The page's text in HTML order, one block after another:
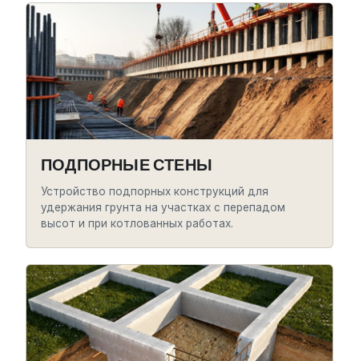
ПОДПОРНЫЕ СТЕНЫ
Устройство подпорных конструкций для
удержания грунта на участках с перепадом
высот и при котлованных работах.